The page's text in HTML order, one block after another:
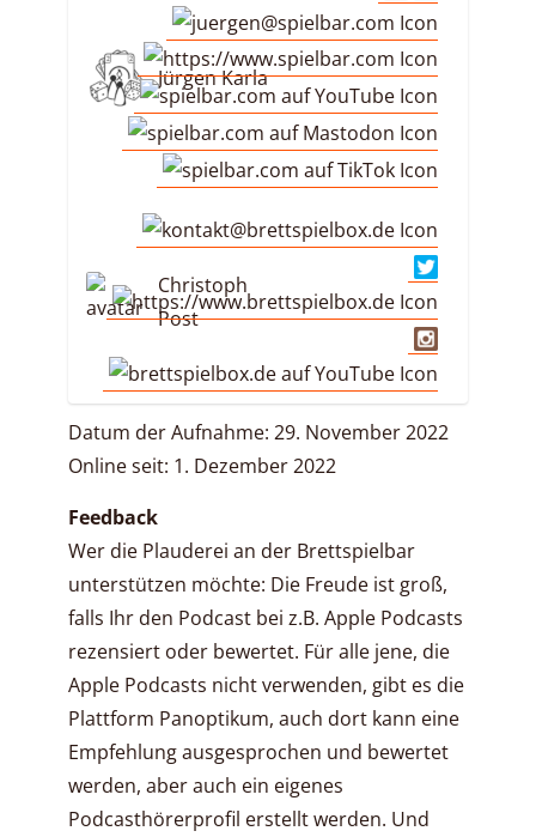
Jürgen Karla
Christoph
Post
Datum der Aufnahme: 29. November 2022
Online seit: 1. Dezember 2022
Feedback
Wer die Plauderei an der Brettspielbar
unterstützen möchte: Die Freude ist groß,
falls Ihr den Podcast bei z.B. Apple Podcasts
rezensiert oder bewertet. Für alle jene, die
Apple Podcasts nicht verwenden, gibt es die
Plattform Panoptikum, auch dort kann eine
Empfehlung ausgesprochen und bewertet
werden, aber auch ein eigenes
Podcasthörerprofil erstellt werden. Und